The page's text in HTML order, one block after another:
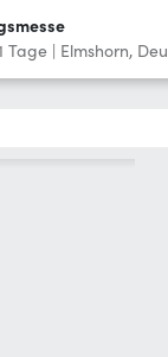
Tage | Elmshorn,